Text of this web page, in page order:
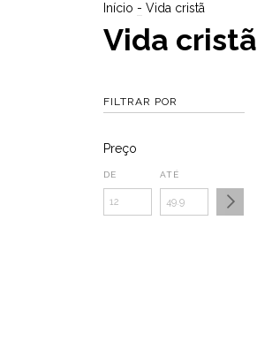
Início - Vida cristã
Vida cristã
FILTRAR POR
Preço
DE ATÉ